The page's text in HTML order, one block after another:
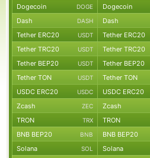
Dogecoin DOGE Dogecoin
Dash DASH Dash
Tether ERC20 USDT Tether ERC20
Tether TRC20 USDT Tether TRC20
Tether BEP20 USDT Tether BEP20
Tether TON USDT Tether TON
USDC ERC20 USDC USDC ERC20
Zcash ZEC Zcash
TRON TRX TRON
BNB BEP20 BNB BNB BEP20
Solana SOL Solana